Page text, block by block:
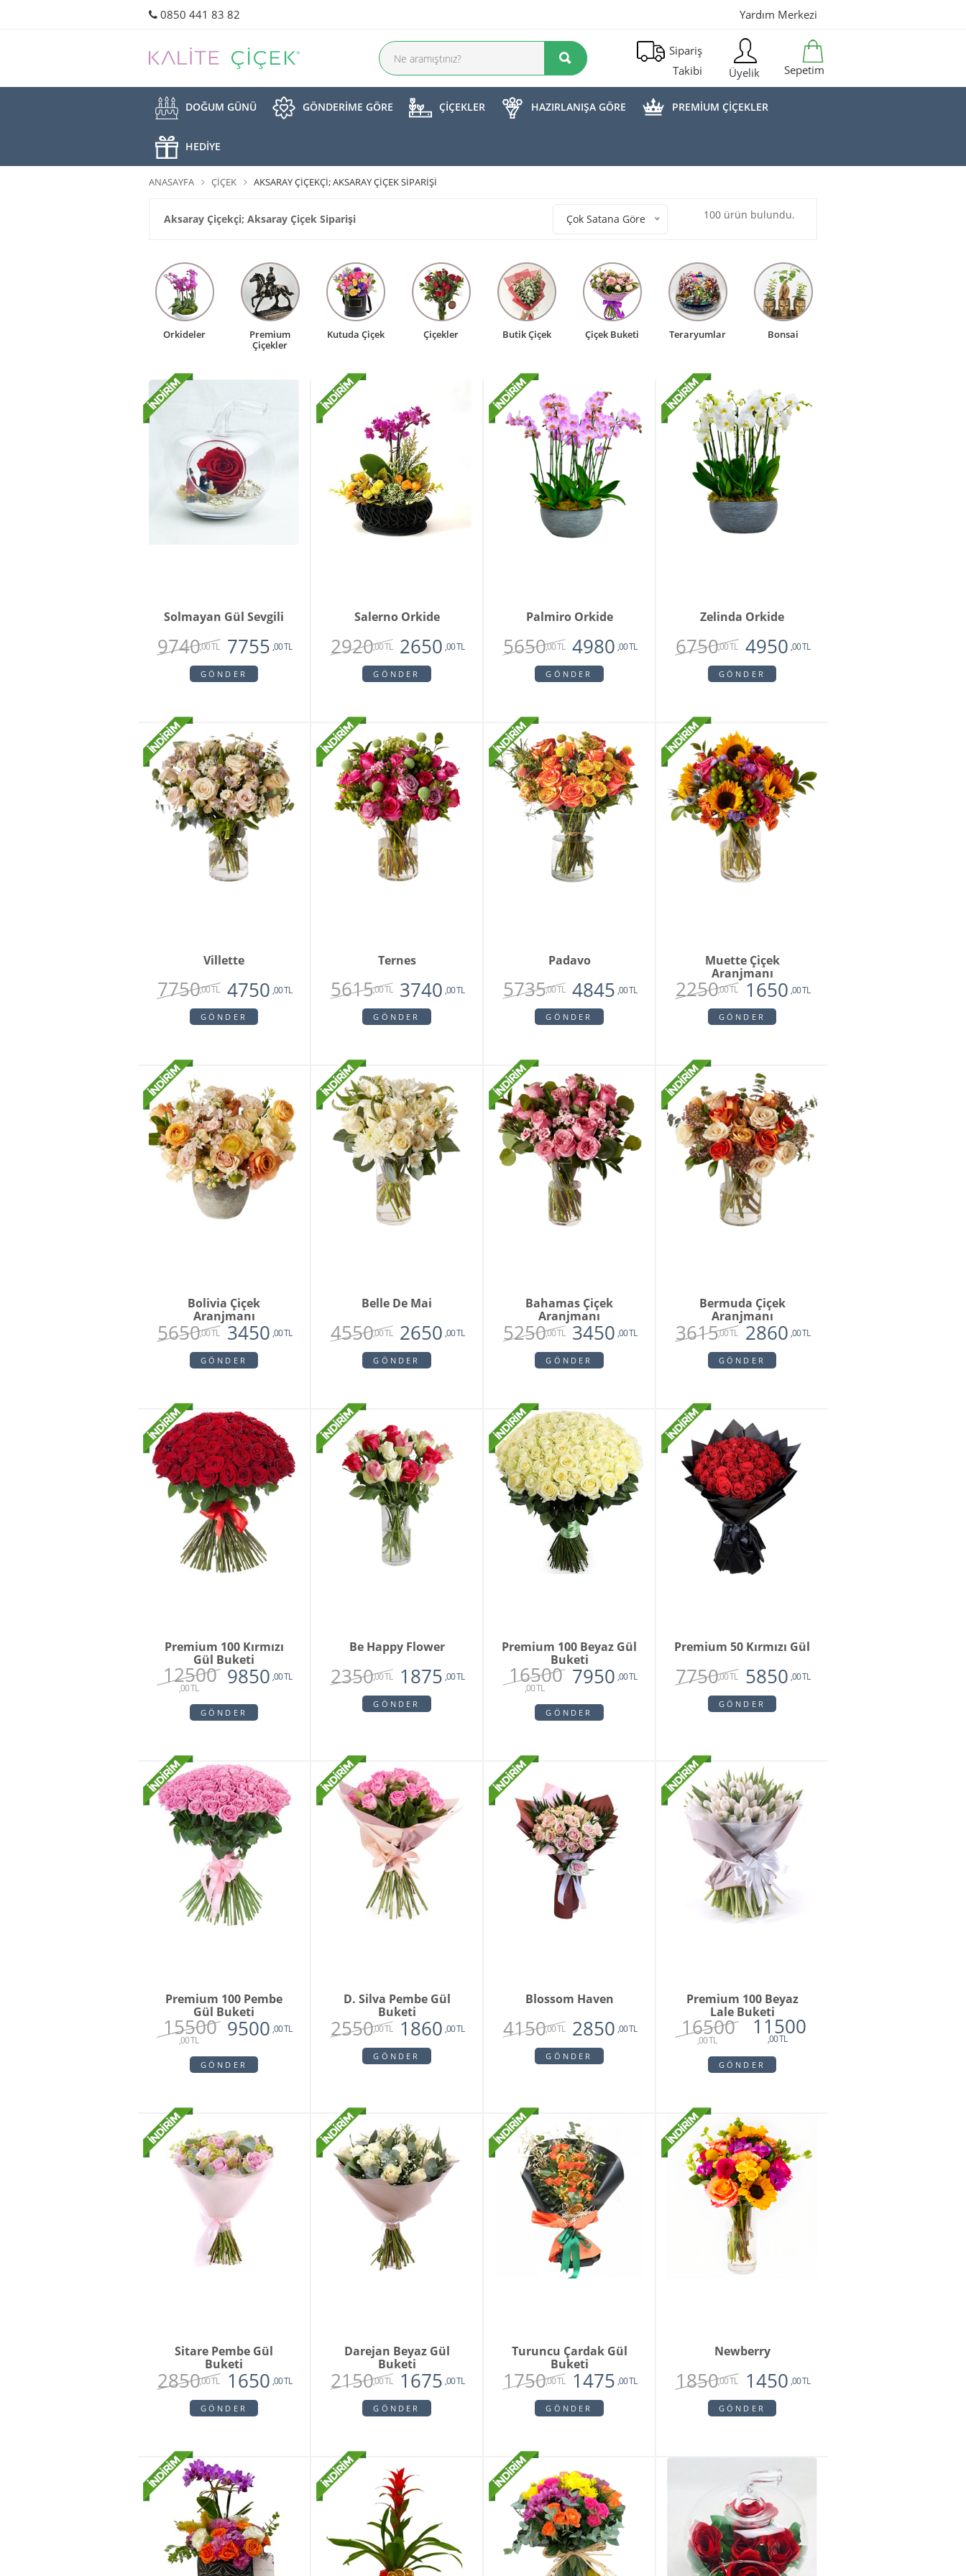
0850 441 83 82 Yardım Merkezi
Sipariş
Takibi
Üyelik Sepetim
DOĞUM GÜNÜ GÖNDERİME GÖRE ÇİÇEKLER HAZIRLANIŞA GÖRE PREMİUM ÇİÇEKLER
HEDİYE
ANASAYFA ÇIÇEK AKSARAY ÇIÇEKÇI; AKSARAY ÇIÇEK SIPARIŞI
Aksaray Çiçekçi; Aksaray Çiçek Siparişi Çok Satana Göre 100 ürün bulundu.
Kutuda Çiçek Çiçekler Butik Çiçek Çiçek Buketi Teraryumlar Bonsai Laleler Solmayan Gül
Solmayan Gül Sevgili
9740,00 TL 7755 ,00 TL
GÖNDER
Salerno Orkide
2920,00 TL 2650 ,00 TL
GÖNDER
Palmiro Orkide
5650,00 TL 4980 ,00 TL
GÖNDER
Zelinda Orkide
6750,00 TL 4950 ,00 TL
GÖNDER
Villette
7750,00 TL 4750 ,00 TL
GÖNDER
Ternes
5615,00 TL 3740 ,00 TL
GÖNDER
Padavo
5735,00 TL 4845 ,00 TL
GÖNDER
Muette Çiçek
Aranjmanı
2250,00 TL 1650 ,00 TL
GÖNDER
Bolivia Çiçek
Aranjmanı
5650,00 TL 3450 ,00 TL
GÖNDER
Belle De Mai
4550,00 TL 2650 ,00 TL
GÖNDER
Bahamas Çiçek
Aranjmanı
5250,00 TL 3450 ,00 TL
GÖNDER
Bermuda Çiçek
Aranjmanı
3615,00 TL 2860 ,00 TL
GÖNDER
Premium 100 Kırmızı
Gül Buketi
12500
,00 TL 9850 ,00 TL
GÖNDER
Be Happy Flower
2350,00 TL 1875 ,00 TL
GÖNDER
Premium 100 Beyaz Gül
Buketi
16500
,00 TL 7950 ,00 TL
GÖNDER
Premium 50 Kırmızı Gül
7750,00 TL 5850 ,00 TL
GÖNDER
Premium 100 Pembe
Gül Buketi
15500
,00 TL 9500 ,00 TL
GÖNDER
D. Silva Pembe Gül
Buketi
2550,00 TL 1860 ,00 TL
GÖNDER
Blossom Haven
4150,00 TL 2850 ,00 TL
GÖNDER
Premium 100 Beyaz
Lale Buketi
16500
,00 TL
11500
,00 TL
GÖNDER
Sitare Pembe Gül
Buketi
2850,00 TL 1650 ,00 TL
GÖNDER
Darejan Beyaz Gül
Buketi
2150,00 TL 1675 ,00 TL
GÖNDER
Turuncu Çardak Gül
Buketi
1750,00 TL 1475 ,00 TL
GÖNDER
Newberry
1850,00 TL 1450 ,00 TL
GÖNDER